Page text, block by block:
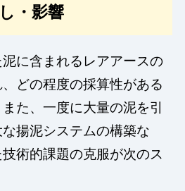
・影響
に含まれるレアアースの
どの程度の採算性がある
た、一度に大量の泥を引
揚泥システムの構築な
術的課題の克服が次のス